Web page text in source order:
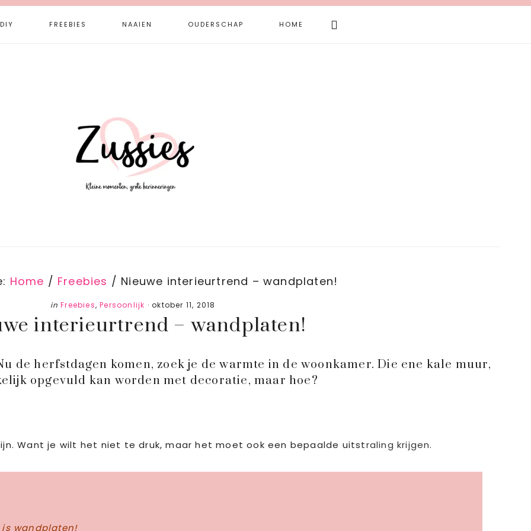
DIY FREEBIES NAAIEN OUDERSCHAP HOME Search
this
Home / Freebies / Nieuwe interieurtrend – wandplaten!
in Freebies,Persoonlijk ·oktober 11, 2018
interieurtrend – wandplaten!
de herfstdagen komen, zoek je de warmte in de woonkamer. Die ene kale muur,
opgevuld kan worden met decoratie, maar hoe?
Want je wilt het niet te druk, maar het moet ook een bepaalde uitstraling krijgen.
wandplaten!